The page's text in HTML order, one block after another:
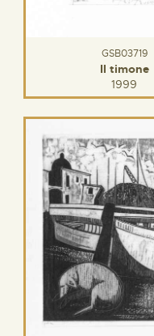
GSB03719
Il timone
1999